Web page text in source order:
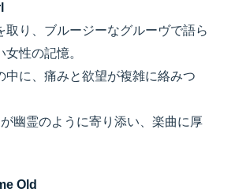
取り、ブルージーなグルーヴで語ら
性の記憶。
中に、痛みと欲望が複雑に絡みつ
幽霊のように寄り添い、楽曲に厚
Old